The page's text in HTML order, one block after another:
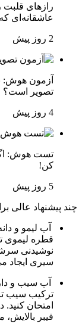
رازهای
عاشقانه‌ای
2 روز پیش
آزمون هوش:
تصویر است؟
4 روز پیش
کن!
5 روز پیش
چند پیشنهاد عالی
آب لیمو و
قطره لیموی
نوشیدنی
سیری ایجاد
آب سیب و
ترکیب سیب
امتحان
فیبر